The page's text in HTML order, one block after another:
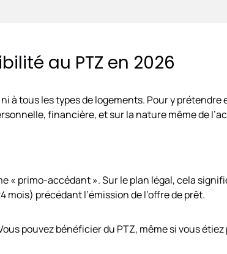
au PTZ en 2026
à tous les types de logements. Pour y
financière, et sur la nature même de
« primo-accédant ». Sur le plan légal, cela
précédant l’émission de l’offre de prêt.
pouvez bénéficier du PTZ, même si vous